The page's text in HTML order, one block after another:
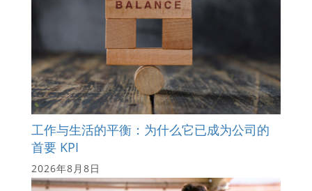
工作与生活的平衡：为什么它已成为公司的
首要 KPI
2026年8月8日